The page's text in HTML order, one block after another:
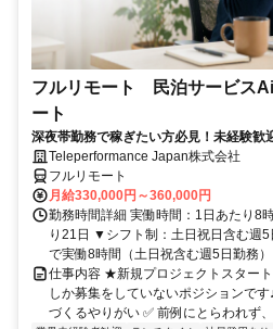
フルリモート 民泊サービス
ート
深夜帯勤務で稼ぎたい方必見！未経験歓
Teleperformance Japan株式会社
フルリモート
月給330,000円～360,000円
勤務時間詳細 実働時間：1日あたり8
り21日 ▼シフト制：土日祝日含む週
で実働8時間（土日祝含む週5日勤務
仕事内容 ★新規プロジェクトスター
しか募集をしていないポジションで
づくるやりがい ✅ 前例にとらわれず